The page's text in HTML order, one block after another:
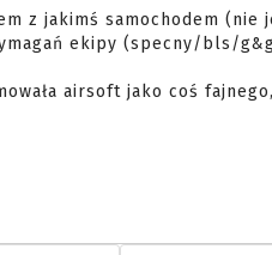
z jakimś samochodem
ekipy (specny/bls/
airsoft jako coś